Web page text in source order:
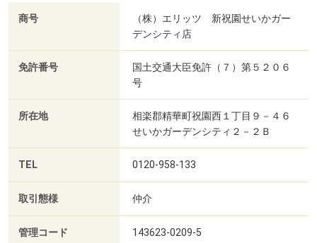
商号
（株）エリッツ 新祝園せいかガー
デンシティ店
免許番号
国土交通大臣免許（７）第５２０６
号
所在地
相楽郡精華町祝園西１丁目９－４６
せいかガーデンシティ２－２Ｂ
TEL 0120-958-133
取引態様 仲介
管理コード 143623-0209-5